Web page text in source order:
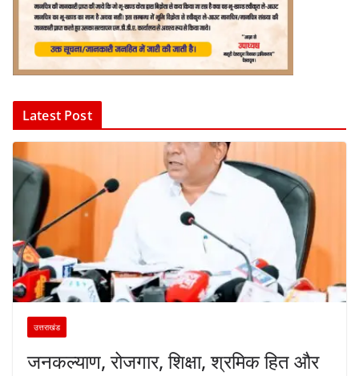
Latest Post
उत्तराखंड
जनकल्याण, रोजगार, शिक्षा, श्रमिक हित और